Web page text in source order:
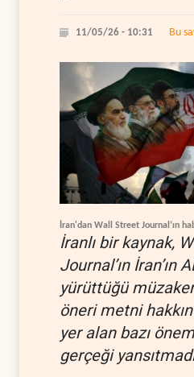
11/05/26 - 10:31 Bu
İran'dan Wall Street Journal’ın
İranlı bir kaynak,
Journal’ın İran’ın
yürüttüğü
öneri metni
yer alan bazı
gerçeği